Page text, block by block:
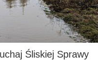
Śliskiej Sprawy